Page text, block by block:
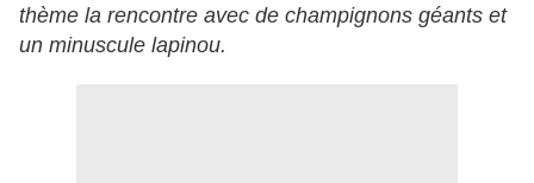
thème la rencontre avec de champignons géants et
un minuscule lapinou.